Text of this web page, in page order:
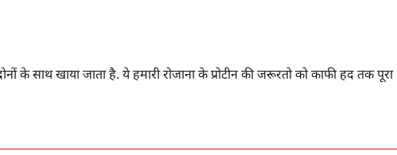
के साथ खाया जाता है. ये हमारी रोजाना के प्रोटीन की जरूरतो को काफी हद तक पूरा